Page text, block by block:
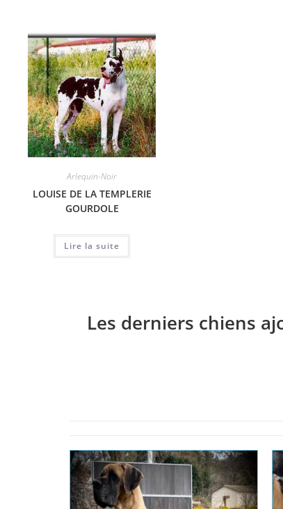
Arlequin-Noir
LOUISE DE LA TEMPLERIE
GOURDOLE
Lire la suite
Les derniers chiens